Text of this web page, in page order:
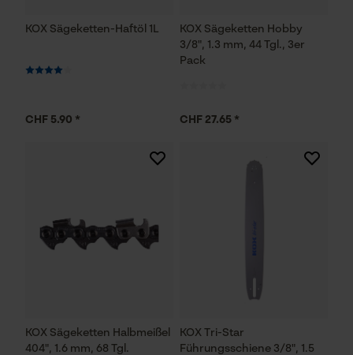
KOX Sägeketten-Haftöl 1L
CHF 5.90 *
KOX Sägeketten Hobby
3/8", 1.3 mm, 44 Tgl., 3er
Pack
CHF 27.65 *
KOX Sägeketten Halbmeißel
404", 1.6 mm, 68 Tgl.
KOX Tri-Star
Führungsschiene 3/8", 1.5